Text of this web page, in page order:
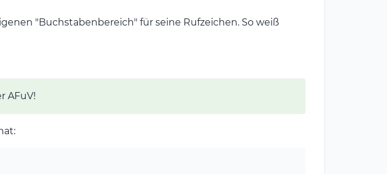
"Buchstabenbereich" für seine Rufzeichen. So weiß
AFuV!